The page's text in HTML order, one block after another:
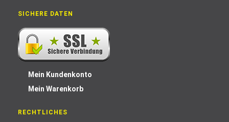
SICHERE DATEN
Mein Kundenkonto
Mein Warenkorb
RECHTLICHES